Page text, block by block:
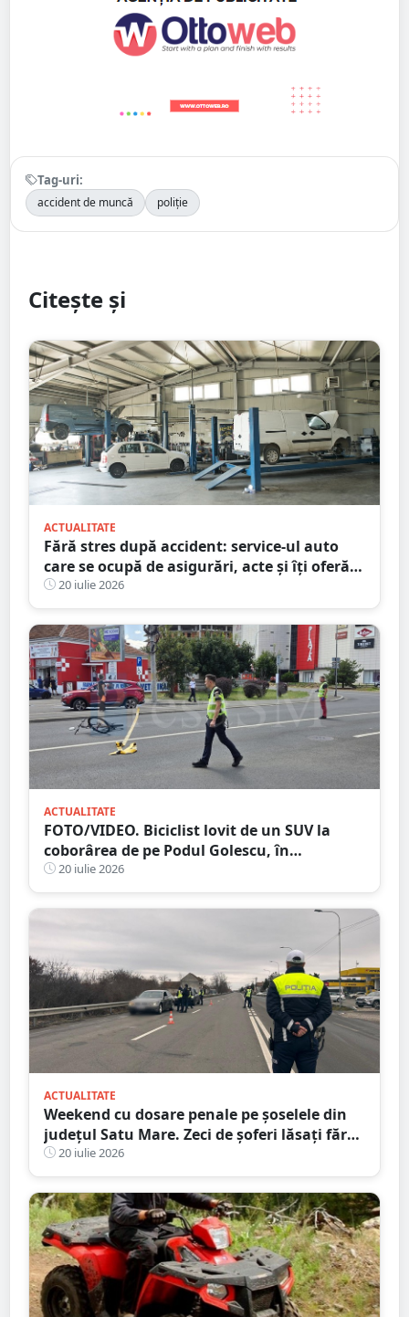
Tag-uri:
accident de muncă poliție
Citește și
ACTUALITATE
Fără stres după accident: service-ul auto
care se ocupă de asigurări, acte și îți oferă
mașină la schimb
20 iulie 2026
ACTUALITATE
FOTO/VIDEO. Biciclist lovit de un SUV la
coborârea de pe Podul Golescu, în
municipiul Satu Mare. Șoferul: ”Pur și
simplu nu l-am văzut”
20 iulie 2026
ACTUALITATE
Weekend cu dosare penale pe șoselele din
județul Satu Mare. Zeci de șoferi lăsați fără
permise
20 iulie 2026